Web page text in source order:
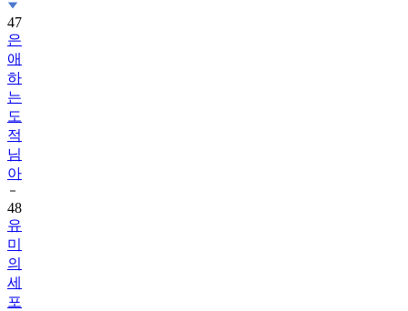
47
은
애
하
는
도
적
님
아
48
유
미
의
세
포